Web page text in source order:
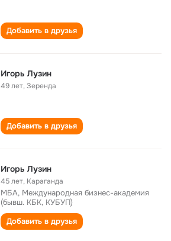
Добавить в друзья
Игорь Лузин
49 лет,Зеренда
Добавить в друзья
Игорь Лузин
45 лет, Караганда
МБА, Международная бизнес-академия
(бывш. КБК, КУБУП)
Добавить в друзья